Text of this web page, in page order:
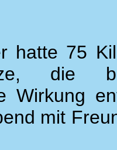
hatte 75
die
Wirkung
mit